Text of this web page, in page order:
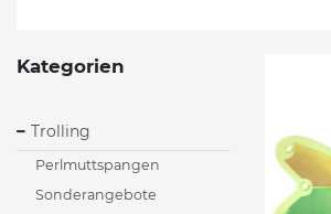
Kategorien
Trolling
Perlmuttspangen
Sonderangebote